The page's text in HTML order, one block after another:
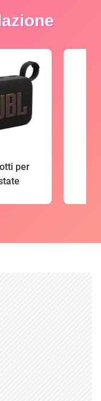
per